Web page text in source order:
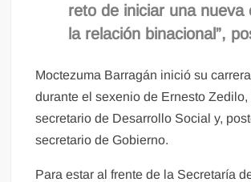
reto de iniciar una nueva
la relación binacional”,
Moctezuma Barragán inició su
durante el sexenio de Ernesto Zedilo,
secretario de Desarrollo Social y,
secretario de Gobierno.
Para estar al frente de la Secretaría